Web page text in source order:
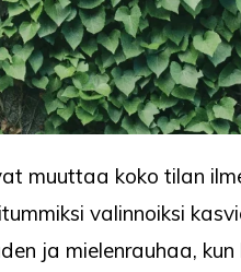
muuttaa koko tilan
valinnoiksi
ja mielenrauhaa, kun